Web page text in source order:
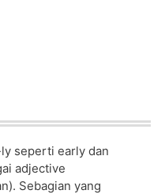
seperti early dan
adjective
Sebagian yang